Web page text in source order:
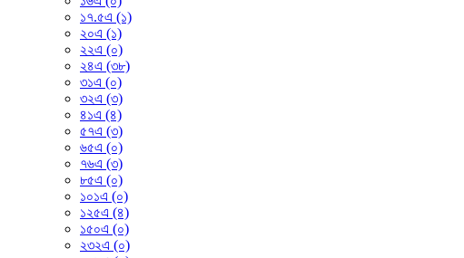
১৭.৫এ (১)
২০এ (১)
২২এ (০)
২৪এ (৩৮)
৩১এ (০)
৩২এ (৩)
৪১এ (৪)
৫৭এ (৩)
৬৫এ (০)
৭৬এ (৩)
৮৫এ (০)
১০১এ (০)
১২৫এ (৪)
১৫০এ (০)
২৩২এ (০)